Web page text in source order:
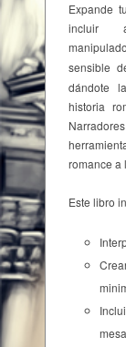
Expande
incluir
sensible
dándote
historia
romance a
Este libro